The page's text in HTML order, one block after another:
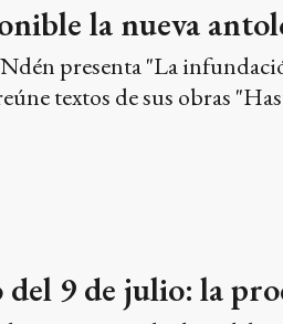
la nueva
presenta "La
textos de sus obras
9 de julio: la